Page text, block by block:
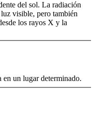
del sol. La radiación
visible, pero también
los rayos X y la
un lugar determinado.